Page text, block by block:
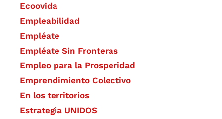
Ecoovida
Empleabilidad
Empléate
Empléate Sin Fronteras
Empleo para la Prosperidad
Emprendimiento Colectivo
En los territorios
Estrategia UNIDOS